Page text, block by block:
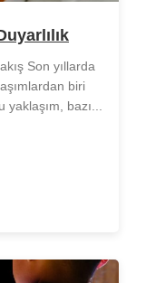
Son yıllarda
biri
bazı...